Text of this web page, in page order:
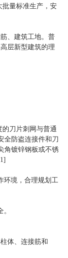
批量标准生产，安
、建筑工地。普
层新型建筑的理
刀片刺网与普通
全防盗连接件和刀
角镀锌钢板或不锈
环境，合理规划工
体、连接筋和